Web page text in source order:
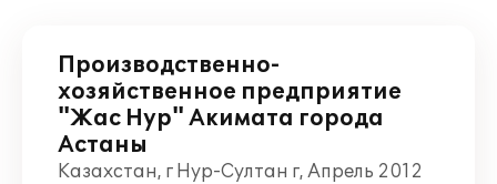
Производственно-
хозяйственное предприятие
"Жас Нур" Акимата города
Астаны
Казахстан, г Нур-Султан г, Апрель 2012